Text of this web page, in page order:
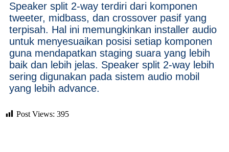
Speaker split 2-way terdiri dari komponen
tweeter, midbass, dan crossover pasif yang
terpisah. Hal ini memungkinkan installer audio
untuk menyesuaikan posisi setiap komponen
guna mendapatkan staging suara yang lebih
baik dan lebih jelas. Speaker split 2-way lebih
sering digunakan pada sistem audio mobil
yang lebih advance.
Post Views: 395